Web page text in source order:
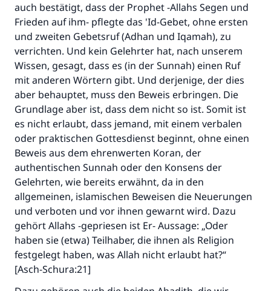
auch bestätigt, dass der Prophet -Allahs Segen und
Frieden auf ihm- pflegte das 'Id-Gebet, ohne ersten
und zweiten Gebetsruf (Adhan und Iqamah), zu
verrichten. Und kein Gelehrter hat, nach unserem
Wissen, gesagt, dass es (in der Sunnah) einen Ruf
mit anderen Wörtern gibt. Und derjenige, der dies
aber behauptet, muss den Beweis erbringen. Die
Grundlage aber ist, dass dem nicht so ist. Somit ist
es nicht erlaubt, dass jemand, mit einem verbalen
oder praktischen Gottesdienst beginnt, ohne einen
Beweis aus dem ehrenwerten Koran, der
authentischen Sunnah oder den Konsens der
Gelehrten, wie bereits erwähnt, da in den
allgemeinen, islamischen Beweisen die Neuerungen
und verboten und vor ihnen gewarnt wird. Dazu
gehört Allahs -gepriesen ist Er- Aussage: „Oder
haben sie (etwa) Teilhaber, die ihnen als Religion
festgelegt haben, was Allah nicht erlaubt hat?“
[Asch-Schura:21]